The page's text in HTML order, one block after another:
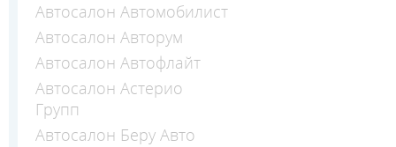
Автосалон Автомобилист
Автосалон Авторум
Автосалон Автофлайт
Автосалон Астерио
Групп
Автосалон Беру Авто